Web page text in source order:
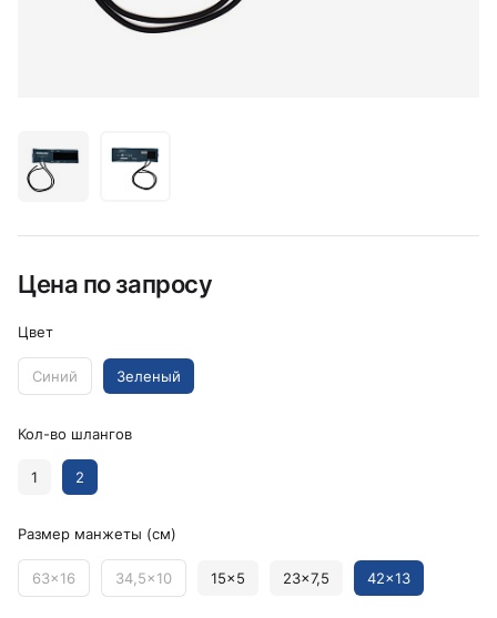
Цена по запросу
Цвет
Синий Зеленый
Кол-во шлангов
1 2
Размер манжеты (см)
63x16 34,5x10 15x5 23x7,5 42x13